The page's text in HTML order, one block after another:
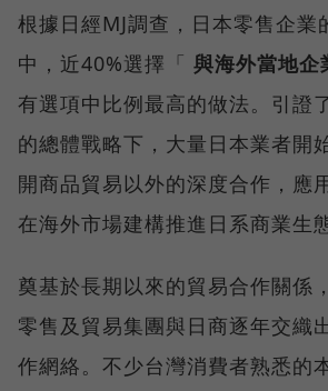
根據日經MJ調查，日本零售企業
中，近40%選擇「 與海外當地企
有選項中比例最高的做法。引證
的總體戰略下，大量日本業者開
開商品貿易以外的深度合作，應
在海外市場建構推進日系商業生
奠基於長期以來的貿易合作關係
零售及貿易集團與日商逐年交織
作網絡。不少台灣消費者熟悉的